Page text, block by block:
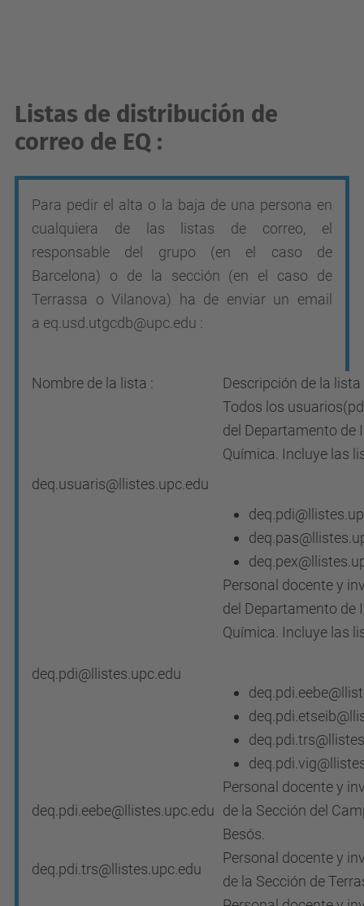
Listas de distribución de
correo de EQ :
Para pedir el alta o la baja de una persona en
cualquiera de las listas de correo, el
responsable del grupo (en el caso de
Barcelona) o de la sección (en el caso de
Terrassa o Vilanova) ha de enviar un email
a eq.usd.utgcdb@upc.edu :
Nombre de la lista : Descripción de la lista
deq.usuaris@llistes.upc.edu
Todos los
del Departamento de
Química. Incluye las
deq.pdi@llistes.upc.edu
Personal docente y
del Departamento de
Química. Incluye las
deq.pdi.eebe@llistes.upc.edu
Personal docente y
de la Sección del
Besós.
deq.pdi.trs@llistes.upc.edu
Personal docente y
de la Sección de